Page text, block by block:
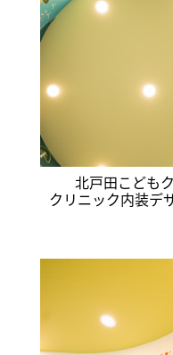
北戸田こども
クリニック内装デ